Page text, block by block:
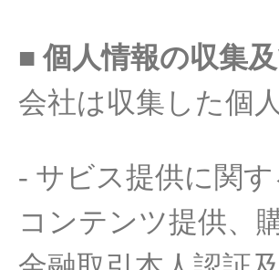
■個人情報の収集及
会社は収集 した個
- サ ビス提供に 関す
コンテンツ提供、